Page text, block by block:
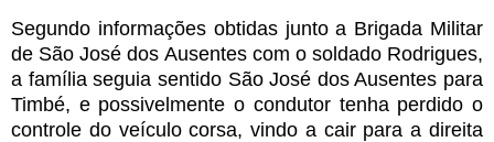
Segundo informações obtidas junto a Brigada Militar
de São José dos Ausentes com o soldado Rodrigues,
a família seguia sentido São José dos Ausentes para
Timbé, e possivelmente o condutor tenha perdido o
controle do veículo corsa, vindo a cair para a direita